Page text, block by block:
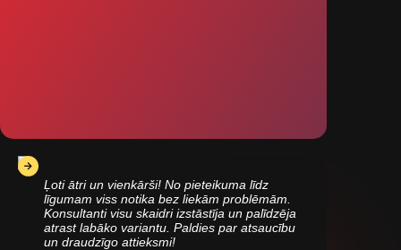
Ļoti ātri un vienkārši! No pieteikuma līdz
līgumam viss notika bez liekām problēmām.
Konsultanti visu skaidri izstāstīja un palīdzēja
atrast labāko variantu. Paldies par atsaucību
un draudzīgo attieksmi!